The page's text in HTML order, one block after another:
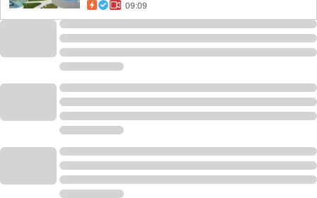
09:09